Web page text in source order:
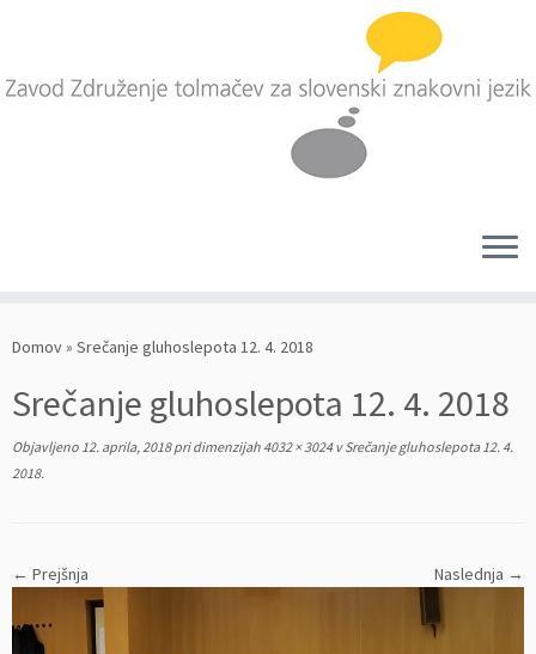
naDomov» Srečanje gluhoslepota 12. 4. 2018
Srečanje gluhoslepota 12. 4. 2018
Objavljeno 12. aprila, 2018pri dimenzijah 4032 × 3024vSrečanje gluhoslepota 12. 4.
2018.
← Prejšnja Naslednja →